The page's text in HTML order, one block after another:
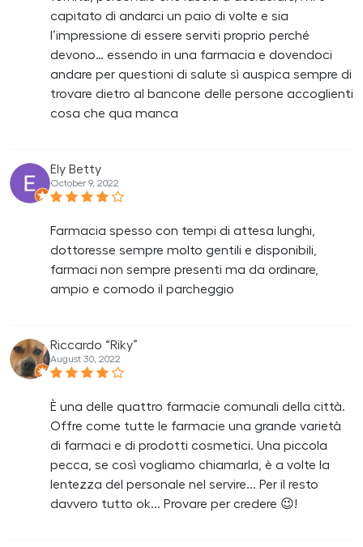
capitato di andarci un paio di volte e sia
l’impressione di essere serviti proprio perché
devono… essendo in una farmacia e dovendoci
andare per questioni di salute sì auspica sempre di
trovare dietro al bancone delle persone accoglienti
cosa che qua manca
Ely Betty
October 9, 2022
Farmacia spesso con tempi di attesa lunghi,
dottoresse sempre molto gentili e disponibili,
farmaci non sempre presenti ma da ordinare,
ampio e comodo il parcheggio
Riccardo “Riky”
August 30, 2022
È una delle quattro farmacie comunali della città.
Offre come tutte le farmacie una grande varietà
di farmaci e di prodotti cosmetici. Una piccola
pecca, se così vogliamo chiamarla, è a volte la
lentezza del personale nel servire... Per il resto
davvero tutto ok... Provare per credere 😉!